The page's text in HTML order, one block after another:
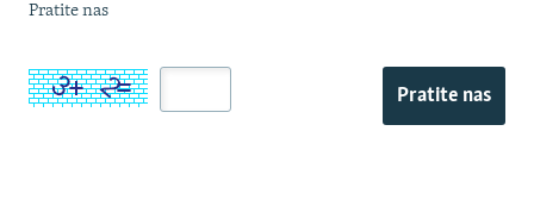
Pratite nas
Pratite nas